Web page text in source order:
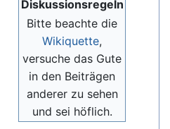
Diskussionsregeln
Bitte beachte die
Wikiquette,
versuche das Gute
in den Beiträgen
anderer zu sehen
und sei höflich.